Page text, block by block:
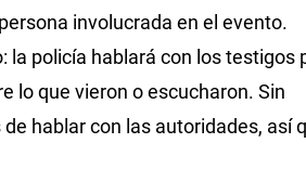
involucrada en el evento.
policía hablará con los testigos
lo que vieron o escucharon. Sin
hablar con las autoridades, así